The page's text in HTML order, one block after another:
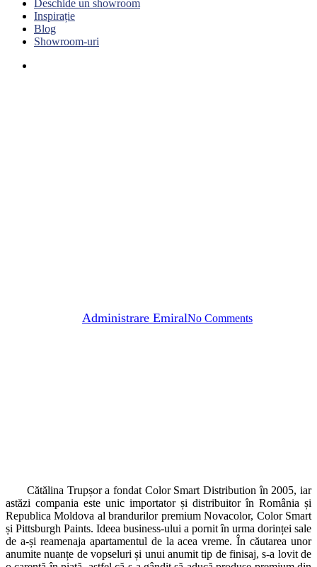
Deschide un showroom
Inspirație
Blog
Showroom-uri
Administrare EmiralNo Comments
Cătălina Trupșor a fondat Color Smart Distribution în 2005, iar
astăzi compania este unic importator și distribuitor în România și
Republica Moldova al brandurilor premium Novacolor, Color Smart
și Pittsburgh Paints. Ideea business-ului a pornit în urma dorinței sale
de a-și reamenaja apartamentul de la acea vreme. În căutarea unor
anumite nuanțe de vopseluri și unui anumit tip de finisaj, s-a lovit de